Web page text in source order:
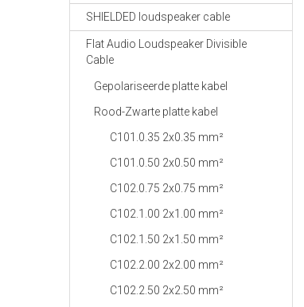
SHIELDED loudspeaker cable
Flat Audio Loudspeaker Divisible
Cable
Gepolariseerde platte kabel
Rood-Zwarte platte kabel
C101.0.35 2x0.35 mm²
C101.0.50 2x0.50 mm²
C102.0.75 2x0.75 mm²
C102.1.00 2x1.00 mm²
C102.1.50 2x1.50 mm²
C102.2.00 2x2.00 mm²
C102.2.50 2x2.50 mm²